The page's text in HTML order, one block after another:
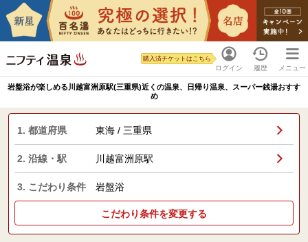
ログイン
購入済チケットはこちら
履歴 メニュー
岩盤浴が楽しめる川越富洲原駅(三重県)近くの温泉、日帰り温泉、スーパー銭湯おすす
め
1. 都道府県 東海 / 三重県
2. 沿線・駅 川越富洲原駅
3. こだわり条件 岩盤浴
こだわり条件を変更する